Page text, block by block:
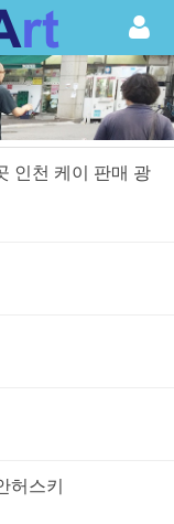
인천 케이 판매 광
허스키
5